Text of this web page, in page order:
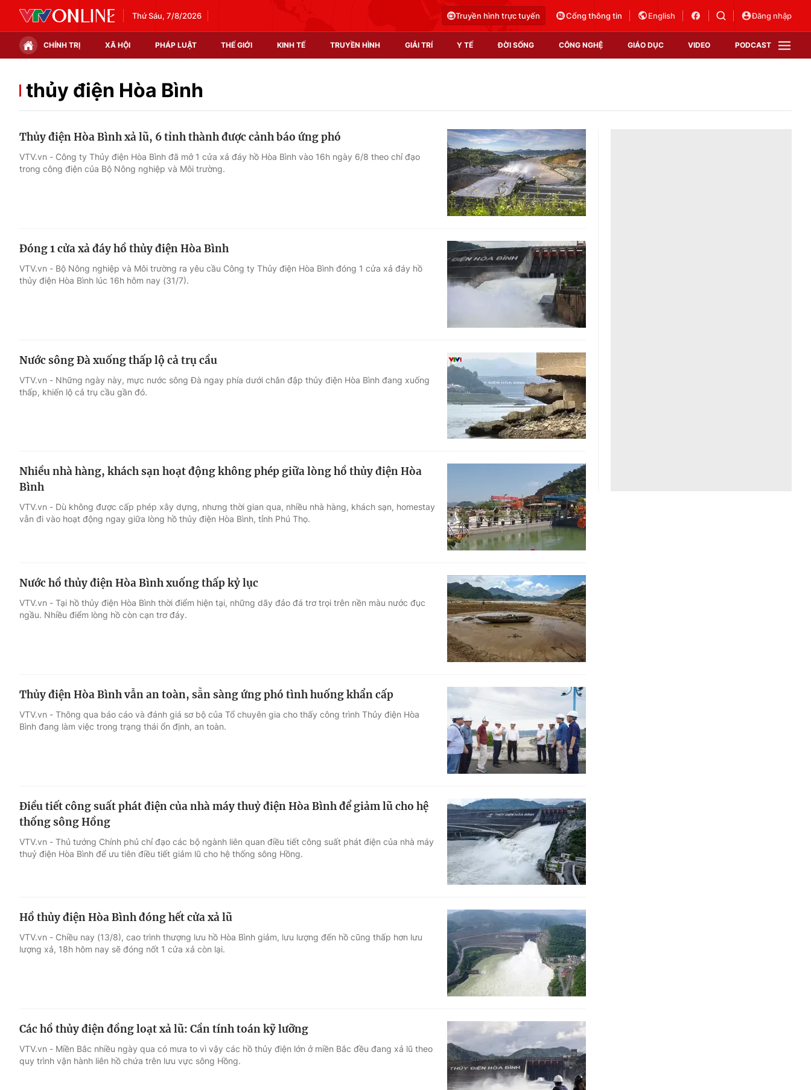
Thứ Sáu, 7/8/2026 Truyền hình trực tuyến Cổng thông tin English Đăng nhập
CHÍNH TRỊ XÃ HỘI PHÁP LUẬT THẾ GIỚI KINH TẾ TRUYỀN HÌNH GIẢI TRÍ Y TẾ ĐỜI SỐNG CÔNG NGHỆ GIÁO DỤC VIDEO PODCAST
Chính trị Xã hội
Thế giới đó đây
Thị trường
Video
Shorts video
Podcast
EMagazine
Photo
Infographic
Góc ảnh
Điện ảnh
Âm nhạc
Sao
Du lịch
Làm đẹp
Học trực tuyến
Công nghệ
Hitech Công nghệ tương lai
Sản phẩm
Thị trường
Tư vấn
VTV Sức khoẻ
thủy điện Hòa Bình
Thủy điện Hòa Bình xả lũ, 6 tỉnh thành được cảnh báo ứng phó
VTV.vn - Công ty Thủy điện Hòa Bình đã mở 1 cửa xả đáy hồ Hòa Bình vào 16h ngày 6/8 theo chỉ đạo
trong công điện của Bộ Nông nghiệp và Môi trường.
Đóng 1 cửa xả đáy hồ thủy điện Hòa Bình
VTV.vn - Bộ Nông nghiệp và Môi trường ra yêu cầu Công ty Thủy điện Hòa Bình đóng 1 cửa xả đáy hồ
thủy điện Hòa Bình lúc 16h hôm nay (31/7).
Nước sông Đà xuống thấp lộ cả trụ cầu
VTV.vn - Những ngày này, mực nước sông Đà ngay phía dưới chân đập thủy điện Hòa Bình đang xuống
thấp, khiến lộ cả trụ cầu gần đó.
Nhiều nhà hàng, khách sạn hoạt động không phép giữa lòng hồ thủy điện Hòa
Bình
VTV.vn - Dù không được cấp phép xây dựng, nhưng thời gian qua, nhiều nhà hàng, khách sạn, homestay
vẫn đi vào hoạt động ngay giữa lòng hồ thủy điện Hòa Bình, tỉnh Phú Thọ.
Nước hồ thủy điện Hòa Bình xuống thấp kỷ lục
VTV.vn - Tại hồ thủy điện Hòa Bình thời điểm hiện tại, những dãy đảo đá trơ trọi trên nền màu nước đục
ngầu. Nhiều điểm lòng hồ còn cạn trơ đáy.
Thủy điện Hòa Bình vẫn an toàn, sẵn sàng ứng phó tình huống khẩn cấp
VTV.vn - Thông qua báo cáo và đánh giá sơ bộ của Tổ chuyên gia cho thấy công trình Thủy điện Hòa
Bình đang làm việc trong trạng thái ổn định, an toàn.
Điều tiết công suất phát điện của nhà máy thuỷ điện Hòa Bình để giảm lũ cho hệ
thống sông Hồng
VTV.vn - Thủ tướng Chính phủ chỉ đạo các bộ ngành liên quan điều tiết công suất phát điện của nhà máy
thuỷ điện Hòa Bình để ưu tiên điều tiết giảm lũ cho hệ thống sông Hồng.
Hồ thủy điện Hòa Bình đóng hết cửa xả lũ
VTV.vn - Chiều nay (13/8), cao trình thượng lưu hồ Hòa Bình giảm, lưu lượng đến hồ cũng thấp hơn lưu
lượng xả, 18h hôm nay sẽ đóng nốt 1 cửa xả còn lại.
Các hồ thủy điện đồng loạt xả lũ: Cần tính toán kỹ lưỡng
VTV.vn - Miền Bắc nhiều ngày qua có mưa to vì vậy các hồ thủy điện lớn ở miền Bắc đều đang xả lũ theo
quy trình vận hành liên hồ chứa trên lưu vực sông Hồng.